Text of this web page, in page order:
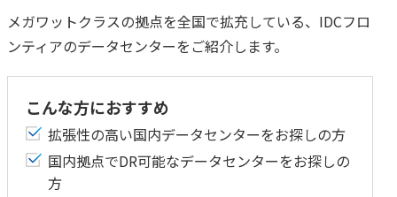
メガワットクラスの拠点を全国で拡充している、IDCフロ
ンティアのデータセンターをご紹介します。
こんな方におすすめ
拡張性の高い国内データセンターをお探しの方
国内拠点でDR可能なデータセンターをお探しの
方